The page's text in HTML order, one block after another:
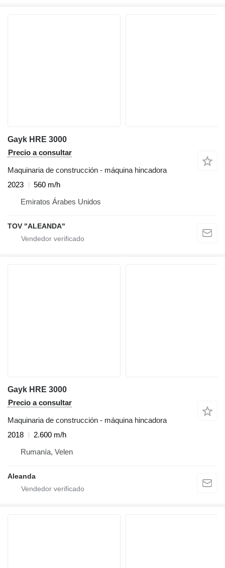
Gayk HRE 3000
Precio a consultar
Maquinaria de construcción - máquina hincadora
2023
560 m/h
Emiratos Árabes Unidos
TOV "ALEANDA"
Gayk HRE 3000
Precio a consultar
Maquinaria de construcción - máquina hincadora
2018
2.600 m/h
Rumanía, Velen
Aleanda